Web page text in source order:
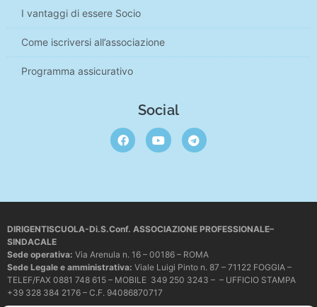
I vantaggi di essere Socio
Come iscriversi all’associazione
Programma assicurativo
Social
DIRIGENTISCUOLA-Di.S.Conf. ASSOCIAZIONE PROFESSIONALE–
SINDACALE
Sede operativa: Via Arenula n. 16 – 00186 – ROMA
Sede Legale e amministrativa: Viale Luigi Pinto n. 87 – 71122 FOGGIA –
TELEF/FAX 0881 748 615 – MOBILE 349 250 3243 – – UFFICIO STAMPA
+39 328 384 2176 – C.F. 94086870717